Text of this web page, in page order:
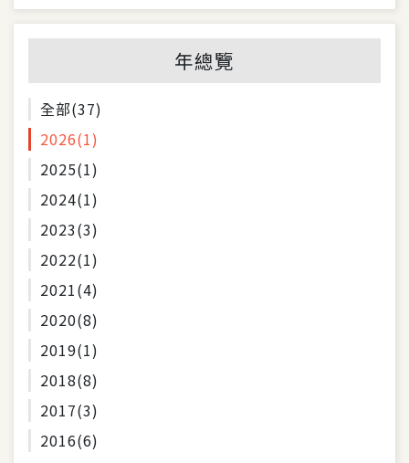
年總覽
全部(37)
2026(1)
2025(1)
2024(1)
2023(3)
2022(1)
2021(4)
2020(8)
2019(1)
2018(8)
2017(3)
2016(6)